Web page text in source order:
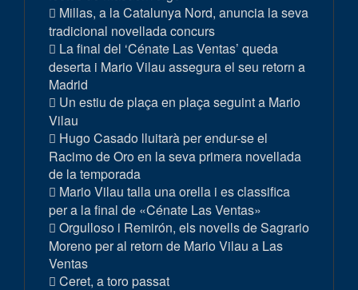
Millas, a la Catalunya Nord, anuncia la seva
tradicional novellada concurs
La final del ‘Cénate Las Ventas’ queda
deserta i Mario Vilau assegura el seu retorn a
Madrid
Un estiu de plaça en plaça seguint a Mario
Vilau
Hugo Casado lluitarà per endur-se el
Racimo de Oro en la seva primera novellada
de la temporada
Mario Vilau talla una orella i es classifica
per a la final de «Cénate Las Ventas»
Orgulloso i Remirón, els novells de Sagrario
Moreno per al retorn de Mario Vilau a Las
Ventas
Ceret, a toro passat